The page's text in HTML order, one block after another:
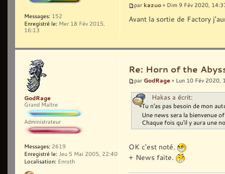
par kazuo » Dim 9 Fév 2020,
Avant la sortie de Factory
Messages: 152
Enregistré le: Mer 18 Fév 2015,
16:13
Re: Horn of the
par GodRage » Lun 10 Fév 2020,
Hakas a écrit:
Tu n'as pas besoin de mon
Une news sera la bienvenue
Chaque fois qu'il y aura une
OK c'est noté.
+ News faite.
GodRage
Grand Maître
Administrateur
Messages: 2619
Enregistré le: Jeu 5 Mai 2005, 22:40
Localisation: Enroth